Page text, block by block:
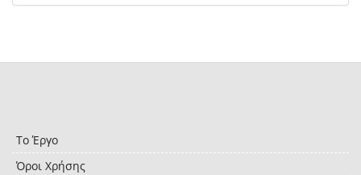
Το Έργο
Όροι Χρήσης